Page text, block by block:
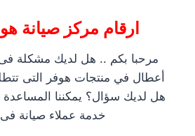
ارقام مركز صيانة
مرحبا بكم .. هل لديك مشكلة
أعطال في منتجات هوفر التى
هل لديك سؤال؟ يمكننا المساعدة
خدمة عملاء صيانة